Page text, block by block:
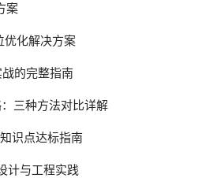
案
优化解决方案
的完整指南
三种方法对比详解
识点达标指南
计与工程实践